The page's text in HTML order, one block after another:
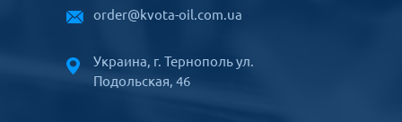
order@kvota-oil.com.ua
Украина, г. Тернополь ул.
Подольская, 46